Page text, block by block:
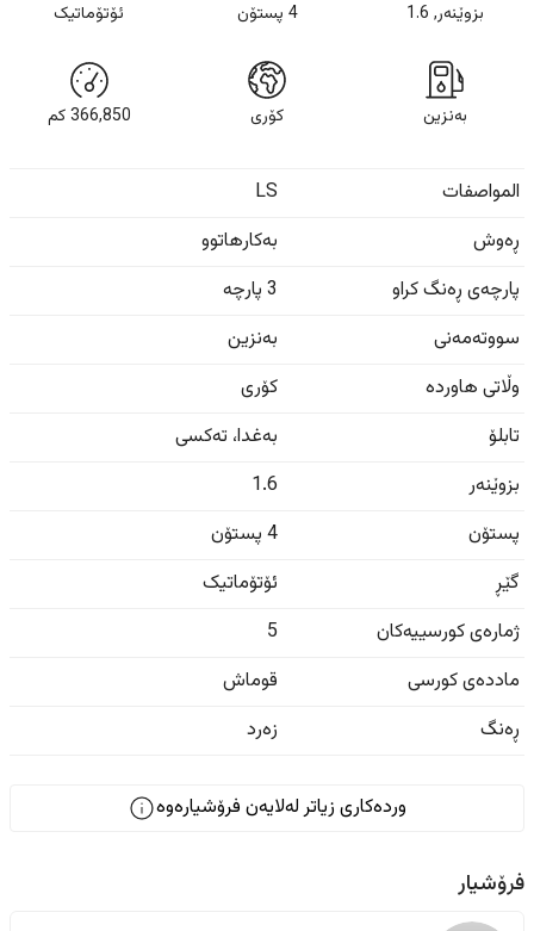
بزوێنەر, 1.6 4 پستۆن ئۆتۆماتیک
بەنزین کۆری 366,850كم
المواصفات
LS
ڕەوش
بەکارهاتوو
پارچەی ڕەنگ کراو
3 پارچە
سووتەمەنی
بەنزین
وڵاتی هاوردە
کۆری
تابلۆ
بەغدا، تەکسی
بزوێنەر
1.6
پستۆن
4 پستۆن
گێڕ
ئۆتۆماتیک
ژمارەی کورسییەکان
5
ماددەی کورسی
قوماش
ڕەنگ
زەرد
وردەکاری زیاتر لەلایەن فرۆشیارەوە
فرۆشیار